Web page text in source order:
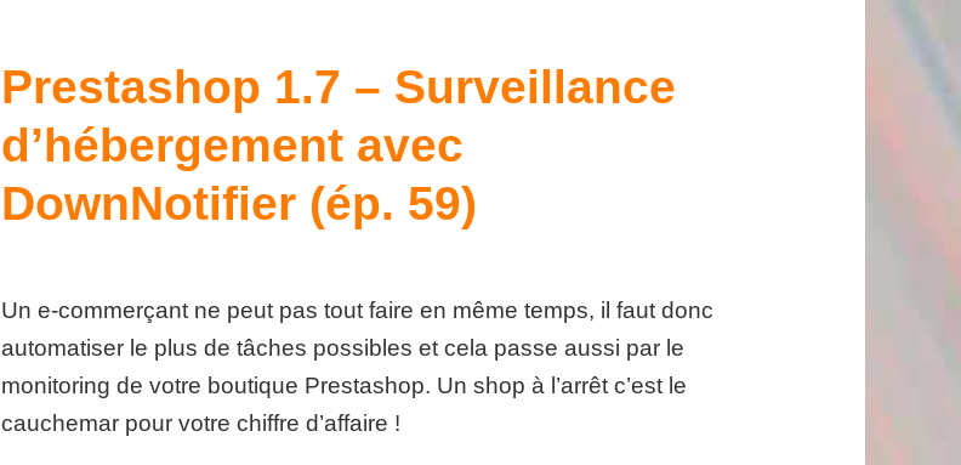
Prestashop 1.7 – Surveillance
d’hébergement avec
DownNotifier (ép. 59)
Un e-commerçant ne peut pas tout faire en même temps, il faut donc
automatiser le plus de tâches possibles et cela passe aussi par le
monitoring de votre boutique Prestashop. Un shop à l’arrêt c’est le
cauchemar pour votre chiffre d’affaire !